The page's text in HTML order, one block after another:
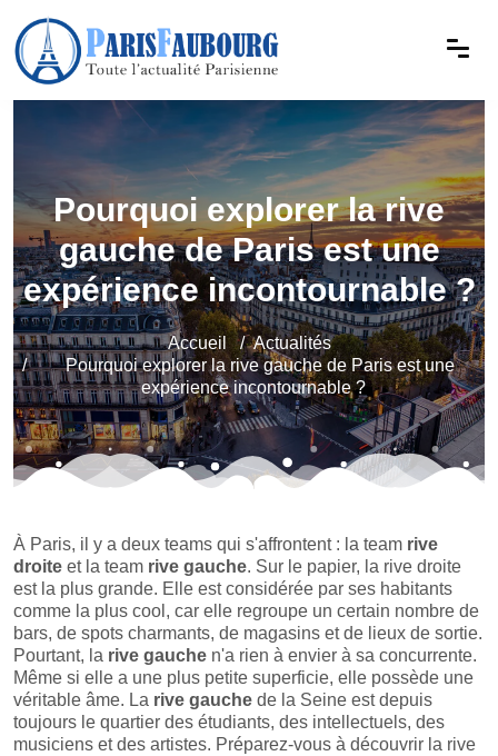
Pourquoi explorer la rive
gauche de Paris est une
expérience incontournable ?
Accueil
Actualités
Pourquoi explorer la rive gauche de Paris est une
expérience incontournable ?
À Paris, il y a deux teams qui s'affrontent : la team rive
droite et la team rive gauche. Sur le papier, la rive droite
est la plus grande. Elle est considérée par ses habitants
comme la plus cool, car elle regroupe un certain nombre de
bars, de spots charmants, de magasins et de lieux de sortie.
Pourtant, la rive gauche n'a rien à envier à sa concurrente.
Même si elle a une plus petite superficie, elle possède une
véritable âme. La rive gauche de la Seine est depuis
toujours le quartier des étudiants, des intellectuels, des
musiciens et des artistes. Préparez-vous à découvrir la rive